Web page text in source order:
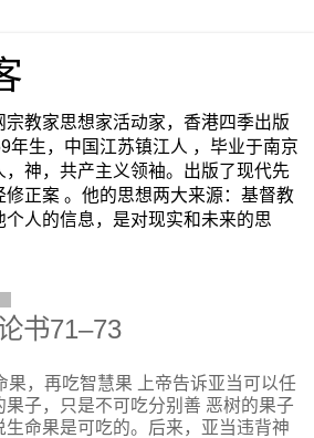
教家思想家活动家，香港四季出版
年生，中国江苏镇江人 ，毕业于南京
神，共产主义领袖。出版了现代先
正案 。他的思想两大来源：基督教
人的信息，是对现实和未来的思
书71–73
果，再吃智慧果 上帝告诉亚当可以任
子，只是不可吃分别善 恶树的果子
生命果是可吃的。后来，亚当违背神